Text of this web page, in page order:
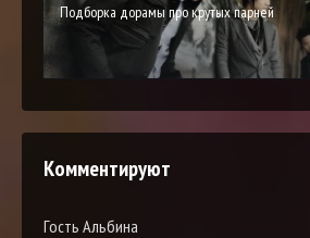
Подборка дорамы про крутых парней
Комментируют
Гость Альбина